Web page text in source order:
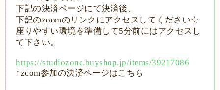
下記の決済ページにて決済後、
下記のzoomのリンクにアクセスしてください☆
座りやすい環境を準備して5分前にはアクセスし
て下さい。
https://studiozone.buyshop.jp/items/39217086
↑zoom参加の決済ページはこちら